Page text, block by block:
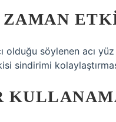
olduğu söylenen acı
sindirimi